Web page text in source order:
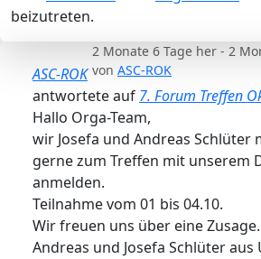
beizutreten.
2 Monate 6 Tage her - 2
von ASC-ROK
ASC-ROK
antwortete auf 7. Forum Treffen
Hallo Orga-Team,
wir Josefa und Andreas Schlüter
gerne zum Treffen mit unserem
anmelden.
Teilnahme vom 01 bis 04.10.
Wir freuen uns über eine Zusage.
Andreas und Josefa Schlüter